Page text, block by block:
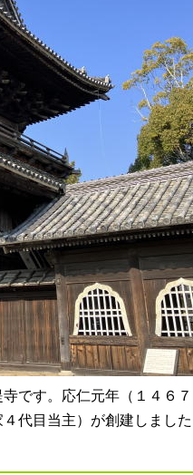
です。応仁元年（１４６
代目当主）が創建しまし